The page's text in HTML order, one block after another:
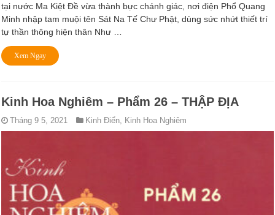
tại nước Ma Kiệt Đề vừa thành bực chánh giác, nơi điện Phổ Quang
Minh nhập tam muội tên Sát Na Tế Chư Phật, dùng sức nhứt thiết trí
tự thần thông hiện thân Như …
Xem Ngay
Kinh Hoa Nghiêm – Phẩm 26 – THẬP ÐỊA
Tháng 9 5, 2021 Kinh Điển Kinh Hoa Nghiêm